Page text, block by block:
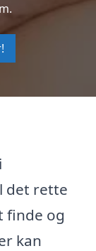
det rette
finde og
kan